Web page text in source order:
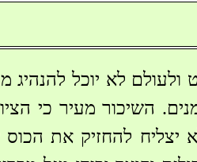
לא יוכל להנהיג
השיכור מעיר כי
יצליח להחזיק את